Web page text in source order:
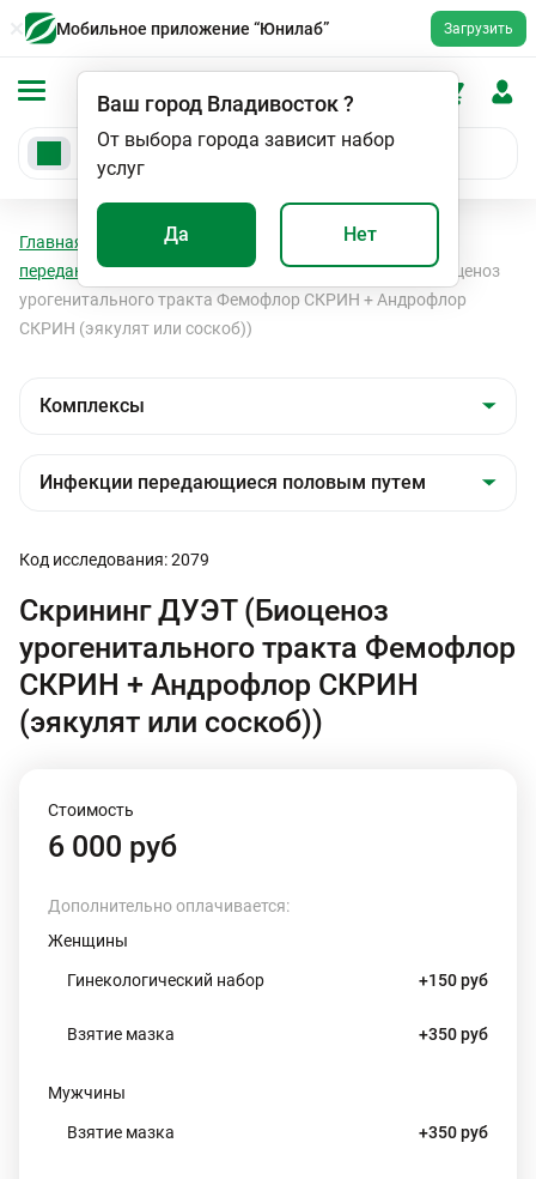
Мобильное приложение “Юнилаб” Загрузить
Ваш город Владивосток?
От выбора города зависит набор
услуг
Да Нет
Главная Анализы
Инфекции
передающиеся половым путем
Скрининг ДУЭТ (Биоценоз
урогенитального тракта Фемофлор СКРИН + Андрофлор
СКРИН (эякулят или соскоб))
Код исследования: 2079
Скрининг ДУЭТ (Биоценоз
урогенитального тракта Фемофлор
СКРИН + Андрофлор СКРИН
(эякулят или соскоб))
Стоимость
6 000 руб
Дополнительно оплачивается:
Женщины
Гинекологический набор +150 руб
Взятие мазка +350 руб
Мужчины
Взятие мазка +350 руб